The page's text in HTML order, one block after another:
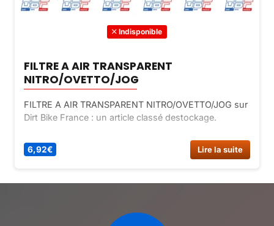
Indisponible
FILTRE A AIR TRANSPARENT
NITRO/OVETTO/JOG
FILTRE A AIR TRANSPARENT NITRO/OVETTO/JOG sur
Dirt Bike France : un article classé destockage.
6,92€ Lire la suite